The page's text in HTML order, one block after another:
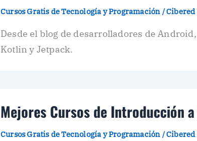
Cursos Gratis de Tecnología y Programación /Cibered
Desde el blog de desarrolladores de
Kotlin y Jetpack.
Mejores Cursos de Introducción
Cursos Gratis de Tecnología y Programación /Cibered